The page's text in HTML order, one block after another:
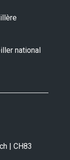
national
| CH83